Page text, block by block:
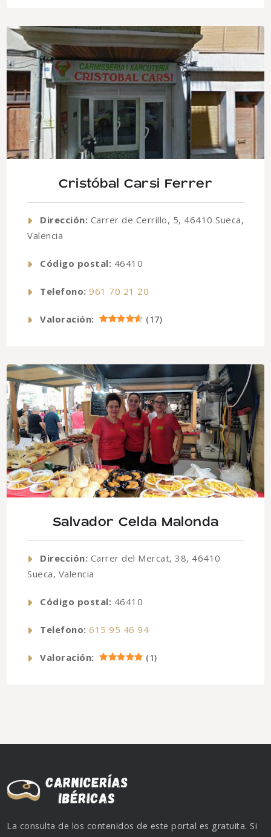
Cristóbal Carsi Ferrer
Dirección: Carrer de Cerrillo, 5, 46410 Sueca,
Valencia
Código postal: 46410
Telefono: 961 70 21 20
Valoración: (17)
Salvador Celda Malonda
Dirección: Carrer del Mercat, 38, 46410
Sueca, Valencia
Código postal: 46410
Telefono: 615 95 46 94
Valoración: (1)
La consulta de los contenidos de este portal es gratuita. Si